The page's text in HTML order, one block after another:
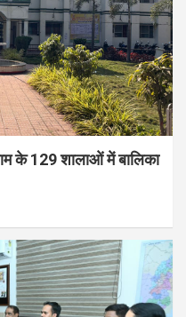
के 129 शालाओं में बालिका